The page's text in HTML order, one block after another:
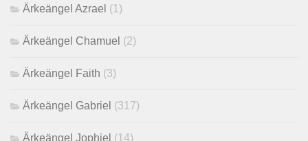
Ärkeängel Azrael (1)
Ärkeängel Chamuel (2)
Ärkeängel Faith (3)
Ärkeängel Gabriel (317)
Ärkeängel Jophiel (14)